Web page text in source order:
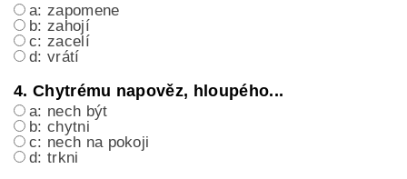
a: zapomene
b: zahojí
c: zacelí
d: vrátí
4. Chytrému napověz, hloupého...
a: nech být
b: chytni
c: nech na pokoji
d: trkni